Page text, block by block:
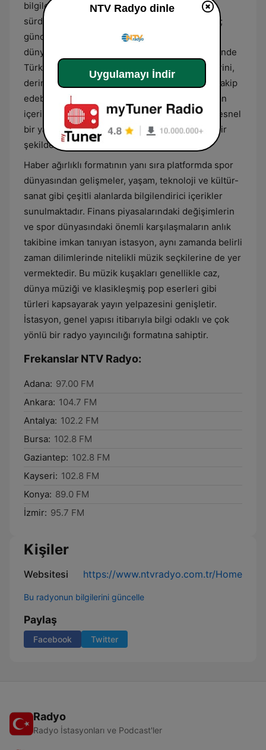
bilgilendirme kanalı olarak yayın hayatını
sürdürmektedir. İstasyonun temel odak noktası;
güncel haberler, ekonomi analizleri, politika ve
dünya gündemidir. Dinleyiciler, günün her saatinde
Türkiye’den ve dünyadan son dakika gelişmelerini,
derinlemesine raporları ve uzman yorumlarını takip
edebilmektedir. Habercilik disipliniyle hazırlanan
içerikler, toplumu ilgilendiren önemli olayları nesnel
bir yaklaşımla aktararak bilgi akışını kesintisiz bir
şekilde sürdürür.
Haber ağırlıklı formatının yanı sıra platformda spor
dünyasından gelişmeler, yaşam, teknoloji ve kültür-
sanat gibi çeşitli alanlarda bilgilendirici içerikler
sunulmaktadır. Finans piyasalarındaki değişimlerin
ve spor dünyasındaki önemli karşılaşmaların anlık
takibine imkan tanıyan istasyon, aynı zamanda belirli
zaman dilimlerinde nitelikli müzik seçkilerine de yer
vermektedir. Bu müzik kuşakları genellikle caz,
dünya müziği ve klasikleşmiş pop eserleri gibi
türleri kapsayarak yayın yelpazesini genişletir.
İstasyon, genel yapısı itibarıyla bilgi odaklı ve çok
yönlü bir radyo yayıncılığı formatına sahiptir.
Frekanslar NTV Radyo:
Adana: 97.00 FM
Ankara: 104.7 FM
Antalya: 102.2 FM
Bursa: 102.8 FM
Gaziantep: 102.8 FM
Kayseri: 102.8 FM
Konya: 89.0 FM
İzmir: 95.7 FM
Kişiler
Websitesi https://www.ntvradyo.com.tr/Home
Bu radyonun bilgilerini güncelle
Paylaş
Facebook Twitter
Radyo
Radyo İstasyonları ve Podcast'ler
NTV Radyo dinle
Uygulamayı İndir